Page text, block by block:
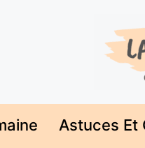
Astuces Et